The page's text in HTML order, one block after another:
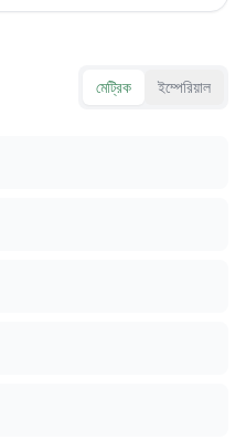
মেট্রিক ইম্পেরিয়াল